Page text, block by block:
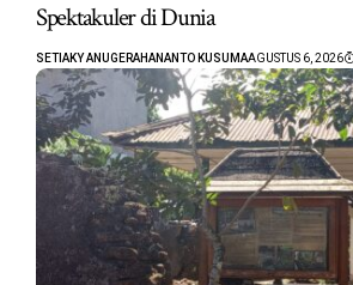
Spektakuler di Dunia
SETIAKY ANUGERAHANANTO KUSUMAAGUSTUS 6, 2026